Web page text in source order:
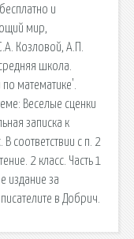
и
мир,
Козловой, А.П.
школа.
математике'.
Веселые сценки
записка к
соответствии с п. 2
2 класс. Часть 1
издание за
в Добрич.